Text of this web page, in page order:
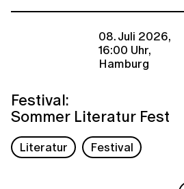
08. Juli 2026,
16:00 Uhr,
Hamburg
Festival:
Sommer Literatur Fest
Literatur Festival